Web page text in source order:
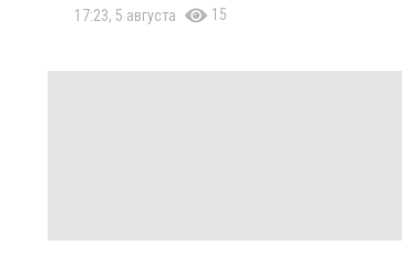
17:23, 5 августа 15